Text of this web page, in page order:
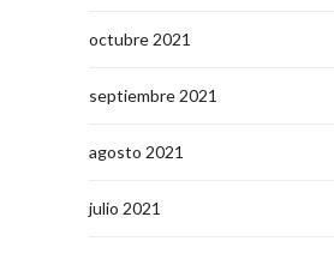
octubre 2021
septiembre 2021
agosto 2021
julio 2021